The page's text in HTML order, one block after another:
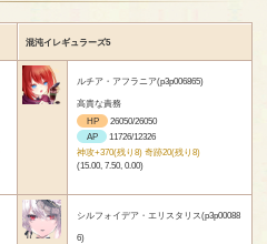
混沌イレギュラーズ5
ルチア・アフラニア(p3p006865)
高貴な責務
HP
26050/26050
AP
11726/12326
神攻+370(残り8) 奇跡20(残り8)
(15.00, 7.50, 0.00)
シルフォイデア・エリスタリス(p3p00088
6)